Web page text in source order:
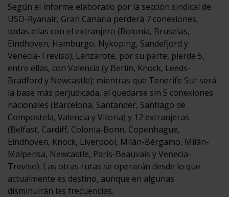
Según el informe elaborado por la sección sindical de
USO-Ryanair, Gran Canaria perderá 7 conexiones,
todas ellas con el extranjero (Bolonia, Bruselas,
Eindhoven, Hamburgo, Nykoping, Sandefjord y
Venecia-Treviso); Lanzarote, por su parte, pierde 5,
entre ellas, con Valencia (y Berlín, Knock, Leeds-
Bradford y Newcastle); mientras que Tenerife Sur será
la base más perjudicada, al quedarse sin 5 conexiones
nacionales (Barcelona, Santander, Santiago de
Compostela, Valencia y Vitoria) y 12 extranjeras
(Belfast, Cardiff, Colonia-Bonn, Copenhague,
Eindhoven, Knock, Liverpool, Milán-Bérgamo, Milán-
Malpensa, Newcastle, París-Beauvais y Venecia-
Treviso). Las otras rutas se operarán desde lo que
actualmente es destino, aunque en algunas
disminuirán las frecuencias.